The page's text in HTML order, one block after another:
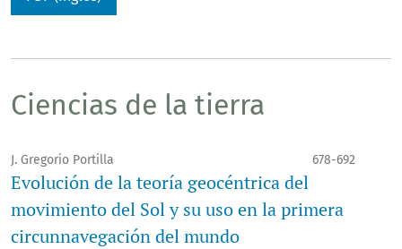
Ciencias de la tierra
J. Gregorio Portilla 678-692
Evolución de la teoría geocéntrica del
movimiento del Sol y su uso en la primera
circunnavegación del mundo